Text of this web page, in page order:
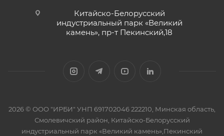
Китайско-Белорусский
индустриальный парк «Великий
камень», пр-т Пекинский,18
2026 © ООО "ИРБИ" УНП 691702046 222210, Минская область,
Смолевичский район, Китайско-Белорусский
индустриальный парк «Великий камень»,Пекинский